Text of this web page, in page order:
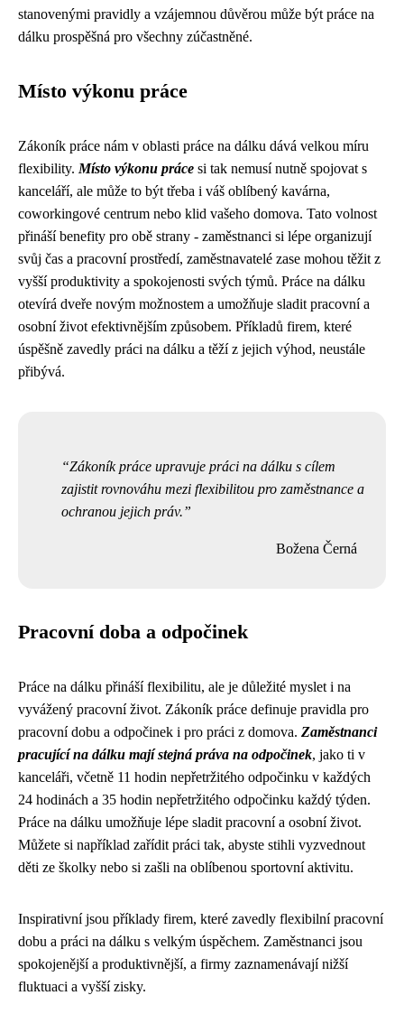
stanovenými pravidly a vzájemnou důvěrou může být práce na
dálku prospěšná pro všechny zúčastněné.
Místo výkonu práce
Zákoník práce nám v oblasti práce na dálku dává velkou míru
flexibility. Místo výkonu práce si tak nemusí nutně spojovat s
kanceláří, ale může to být třeba i váš oblíbený kavárna,
coworkingové centrum nebo klid vašeho domova. Tato volnost
přináší benefity pro obě strany - zaměstnanci si lépe organizují
svůj čas a pracovní prostředí, zaměstnavatelé zase mohou těžit z
vyšší produktivity a spokojenosti svých týmů. Práce na dálku
otevírá dveře novým možnostem a umožňuje sladit pracovní a
osobní život efektivnějším způsobem. Příkladů firem, které
úspěšně zavedly práci na dálku a těží z jejich výhod, neustále
přibývá.
Zákoník práce upravuje práci na dálku s cílem
zajistit rovnováhu mezi flexibilitou pro zaměstnance a
ochranou jejich práv.
Božena Černá
Pracovní doba a odpočinek
Práce na dálku přináší flexibilitu, ale je důležité myslet i na
vyvážený pracovní život. Zákoník práce definuje pravidla pro
pracovní dobu a odpočinek i pro práci z domova. Zaměstnanci
pracující na dálku mají stejná práva na odpočinek, jako ti v
kanceláři, včetně 11 hodin nepřetržitého odpočinku v každých
24 hodinách a 35 hodin nepřetržitého odpočinku každý týden.
Práce na dálku umožňuje lépe sladit pracovní a osobní život.
Můžete si například zařídit práci tak, abyste stihli vyzvednout
děti ze školky nebo si zašli na oblíbenou sportovní aktivitu.
Inspirativní jsou příklady firem, které zavedly flexibilní pracovní
dobu a práci na dálku s velkým úspěchem. Zaměstnanci jsou
spokojenější a produktivnější, a firmy zaznamenávají nižší
fluktuaci a vyšší zisky.